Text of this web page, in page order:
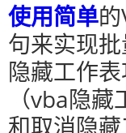
使用简单
句来实现
隐藏工作
（vba隐藏
和取消隐